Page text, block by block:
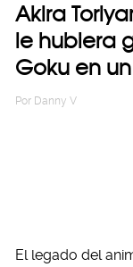
Akira
le hubiera
Goku en
Por Danny V
El legado del